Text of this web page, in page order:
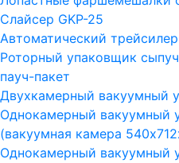
Слайсер GKP-25
Автоматический трейсилер
Роторный упаковщик
пауч-пакет
Двухкамерный вакуумный
Однокамерный вакуумный
(вакуумная камера
Однокамерный вакуумный